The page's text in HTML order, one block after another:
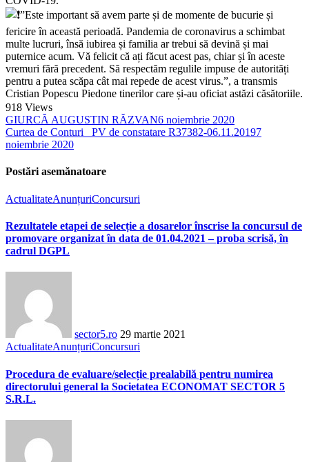
”Este important să avem parte și de momente de bucurie și
fericire în această perioadă. Pandemia de coronavirus a schimbat
multe lucruri, însă iubirea și familia ar trebui să devină și mai
puternice acum. Vă felicit că ați făcut acest pas, chiar și în aceste
vremuri fără precedent. Să respectăm regulile impuse de autorități
pentru a putea scăpa cât mai repede de acest virus.”, a transmis
Cristian Popescu Piedone tinerilor care și-au oficiat astăzi căsătoriile.
918 Views
GIURCĂ AUGUSTIN RĂZVAN6 noiembrie 2020
Curtea de Conturi_ PV de constatare R37382-06.11.20197
noiembrie 2020
Postări asemănatoare
ActualitateAnunțuriConcursuri
Rezultatele etapei de selecție a dosarelor înscrise la concursul de
promovare organizat în data de 01.04.2021 – proba scrisă, în
cadrul DGPL
sector5.ro 29 martie 2021
ActualitateAnunțuriConcursuri
Procedura de evaluare/selecție prealabilă pentru numirea
directorului general la Societatea ECONOMAT SECTOR 5
S.R.L.